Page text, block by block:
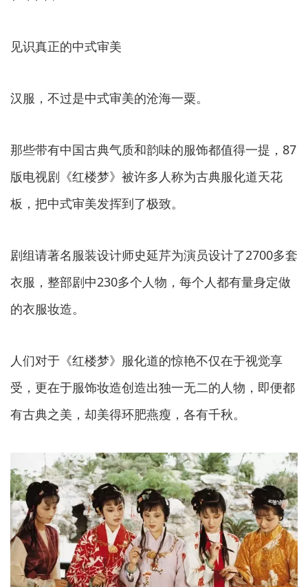
见识真正的中式审美
汉服，不过是中式审美的沧海一粟。
那些带有中国古典气质和韵味的服饰都值得一提， 87
版电视剧《红楼梦》被许多人称为古典服化道天花
板，把中式审美发挥到了极致。
剧组请著名服装设计师史延芹为演员设计了2700多套
衣服 ，整部剧中230多个人物，每个人都有量身定做
的衣服妆造。
人们对于《红楼梦》服化道的惊艳不仅在于视觉享
受，更在于服饰妆造创造出独一无二的人物，即便都
有古典之美，却美得环肥燕瘦，各有千秋。